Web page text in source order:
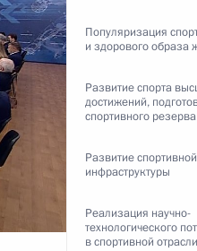
Популяризация
и здорового образа
Развитие спорта
достижений,
спортивного резерва
Развитие спортивной
инфраструктуры
Реализация научно-
технологического
в спортивной отрасли